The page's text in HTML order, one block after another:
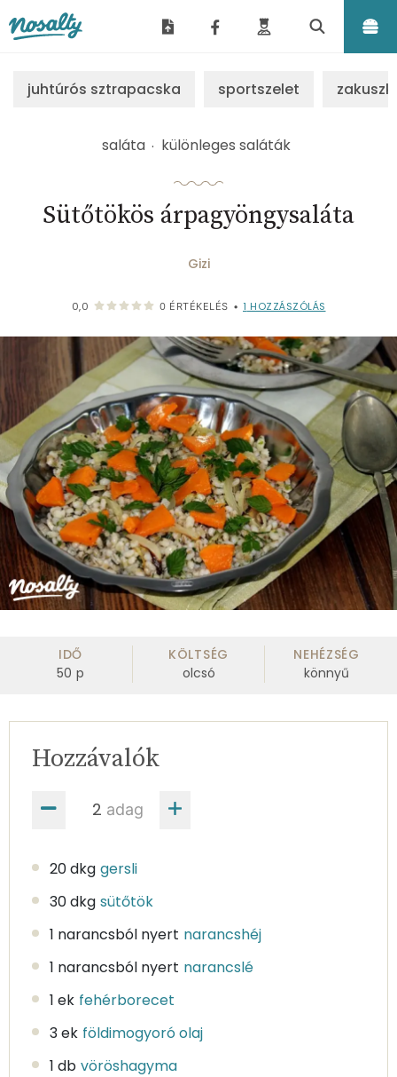
juhtúrós sztrapacska sportszelet
saláta különleges saláták
Sütőtökös árpagyöngysaláta
Gizi
0,0 0 ÉRTÉKELÉS • 1 HOZZÁSZÓLÁS
IDŐ
50 p
KÖLTSÉG
olcsó
NEHÉZSÉG
könnyű
adag
Hozzávalók
20 dkg gersli
30 dkg sütőtök
1 narancsból nyert narancshéj
1 narancsból nyert narancslé
1 ek fehérborecet
3 ek földimogyoró olaj
1 db vöröshagyma